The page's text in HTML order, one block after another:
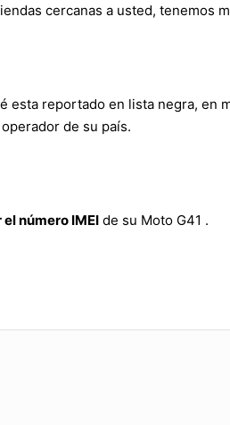
cercanas a usted, tenemos
esta reportado en lista negra, en
de su país.
número IMEI de su Moto G41 .